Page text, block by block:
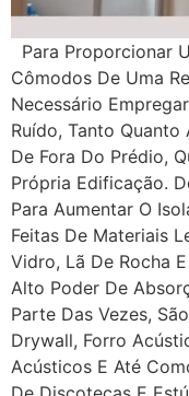
Para Proporcionar
Cômodos De Uma
Necessário
Ruído, Tanto Quanto
De Fora Do Prédio,
Própria Edificação.
Para Aumentar O
Feitas De Materiais
Vidro, Lã De Rocha
Alto Poder De
Parte Das Vezes,
Drywall, Forro
Acústicos E Até